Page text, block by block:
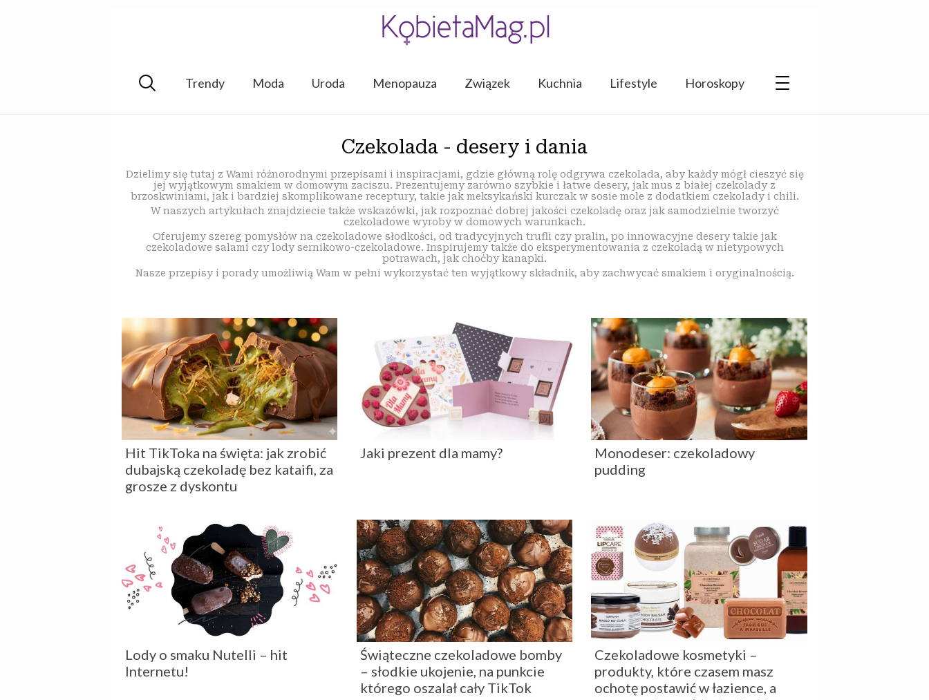
Trendy Moda Uroda Menopauza Związek Kuchnia Lifestyle Horoskopy
Czekolada - desery i dania
Dzielimy się tutaj z Wami różnorodnymi przepisami i inspiracjami, gdzie główną rolę odgrywa czekolada, aby każdy mógł cieszyć się
jej wyjątkowym smakiem w domowym zaciszu. Prezentujemy zarówno szybkie i łatwe desery, jak mus z białej czekolady z
brzoskwiniami, jak i bardziej skomplikowane receptury, takie jak meksykański kurczak w sosie mole z dodatkiem czekolady i chili.
W naszych artykułach znajdziecie także wskazówki, jak rozpoznać dobrej jakości czekoladę oraz jak samodzielnie tworzyć
czekoladowe wyroby w domowych warunkach.
Oferujemy szereg pomysłów na czekoladowe słodkości, od tradycyjnych trufli czy pralin, po innowacyjne desery takie jak
czekoladowe salami czy lody sernikowo-czekoladowe. Inspirujemy także do eksperymentowania z czekoladą w nietypowych
potrawach, jak choćby kanapki.
Nasze przepisy i porady umożliwią Wam w pełni wykorzystać ten wyjątkowy składnik, aby zachwycać smakiem i oryginalnością.
Hit TikToka na święta: jak zrobić
dubajską czekoladę bez kataifi, za
grosze z dyskontu
Jaki prezent dla mamy?
Monodeser: czekoladowy
pudding
Lody o smaku Nutelli – hit
Internetu!
Świąteczne czekoladowe bomby
– słodkie ukojenie, na punkcie
którego oszalał cały TikTok
Czekoladowe kosmetyki –
produkty, które czasem masz
ochotę postawić w łazience, a